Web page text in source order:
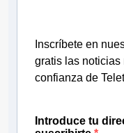
Inscríbete en
gratis las noticias
confianza de
Introduce tu